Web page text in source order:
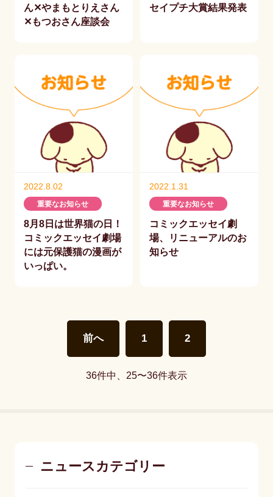
ん✕やまもとりえさん
✕もつおさん座談会
セイプチ大賞結果発表
2022.8.02
重要なお知らせ
8月8日は世界猫の日！
コミックエッセイ劇場
には元保護猫の漫画が
いっぱい。
2022.1.31
重要なお知らせ
コミックエッセイ劇
場、リニューアルのお
知らせ
前へ 1 2
36件中、25〜36件表示
ニュースカテゴリー